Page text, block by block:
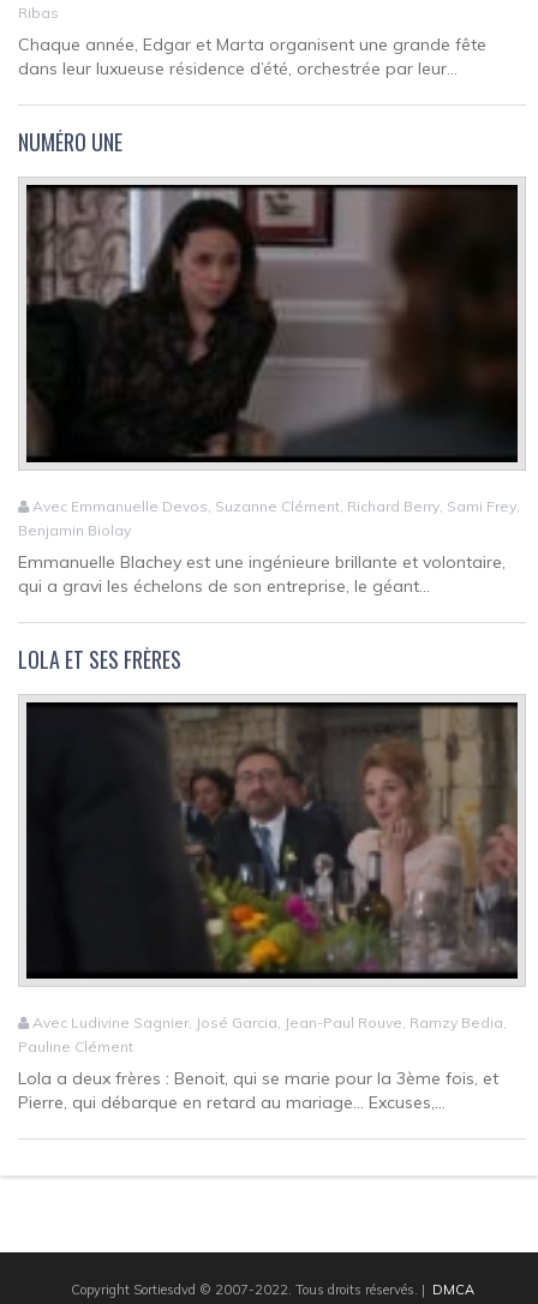
Ribas
Chaque année, Edgar et Marta organisent une grande fête
dans leur luxueuse résidence d’été, orchestrée par leur...
NUMÉRO UNE
Avec Emmanuelle Devos, Suzanne Clément, Richard Berry, Sami Frey,
Benjamin Biolay
Emmanuelle Blachey est une ingénieure brillante et volontaire,
qui a gravi les échelons de son entreprise, le géant...
LOLA ET SES FRÈRES
Avec Ludivine Sagnier, José Garcia, Jean-Paul Rouve, Ramzy Bedia,
Pauline Clément
Lola a deux frères : Benoit, qui se marie pour la 3ème fois, et
Pierre, qui débarque en retard au mariage… Excuses,...
Copyright Sortiesdvd © 2007-2022. Tous droits réservés. | DMCA